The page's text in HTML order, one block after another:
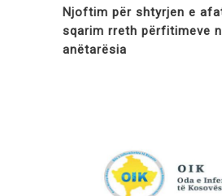
Njoftim për shtyrjen e
sqarim rreth përfitimeve
anëtarësia